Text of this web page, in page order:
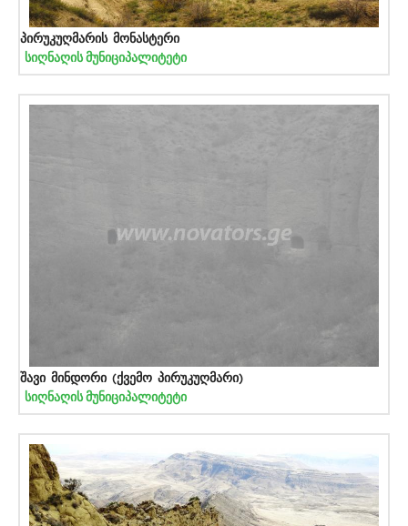
პირუკუღმარის მონასტერი
სიღნაღის მუნიციპალიტეტი
შავი მინდორი (ქვემო პირუკუღმარი)
სიღნაღის მუნიციპალიტეტი